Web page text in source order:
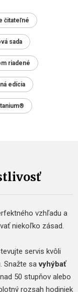
čitateľné
sada
riadené
edícia
vzhľadu a
niekoľko zásad.
servis kvôli
Snažte savyhýbať
nad 50 stupňov alebo
rozsah hodiniek